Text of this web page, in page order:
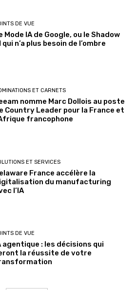
DE VUE
Mode IA de Google, ou le Shadow
qui n’a plus besoin de l’ombre
ET CARNETS
nomme Marc Dollois au poste
Country Leader pour la France et
francophone
ET SERVICES
France accélère la
du manufacturing
l’IA
DE VUE
agentique : les décisions qui
la réussite de votre